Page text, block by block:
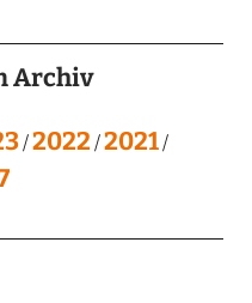
Archiv
2022 2021